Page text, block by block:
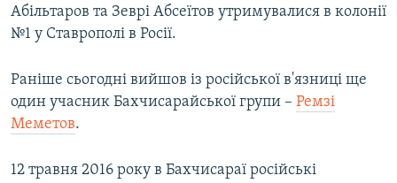
Абільтаров та Зеврі Абсеїтов утримувалися в колонії
№1 у Ставрополі в Росії.
Раніше сьогодні вийшов із російської в'язниці ще
один учасник Бахчисарайської групи – Ремзі
Меметов.
12 травня 2016 року в Бахчисараї російські